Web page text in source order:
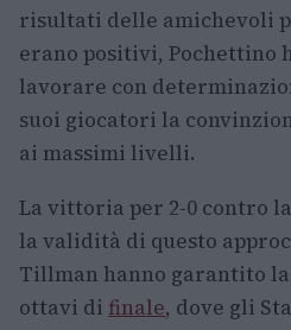
risultati delle amichevoli
erano positivi, Pochettino
lavorare con
suoi giocatori la
ai massimi livelli.
La vittoria per 2-0 contro
la validità di questo
Tillman hanno garantito
ottavi di finale, dove gli